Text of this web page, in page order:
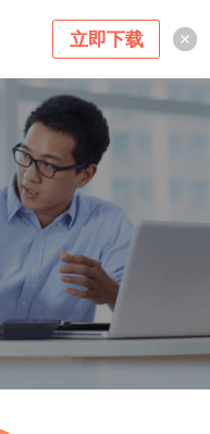
立即下载